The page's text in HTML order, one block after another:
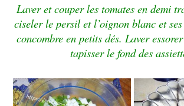
Laver et couper les tomates en demi
ciseler le persil et l’oignon blanc et
concombre en petits dés. Laver
tapisser le fond des